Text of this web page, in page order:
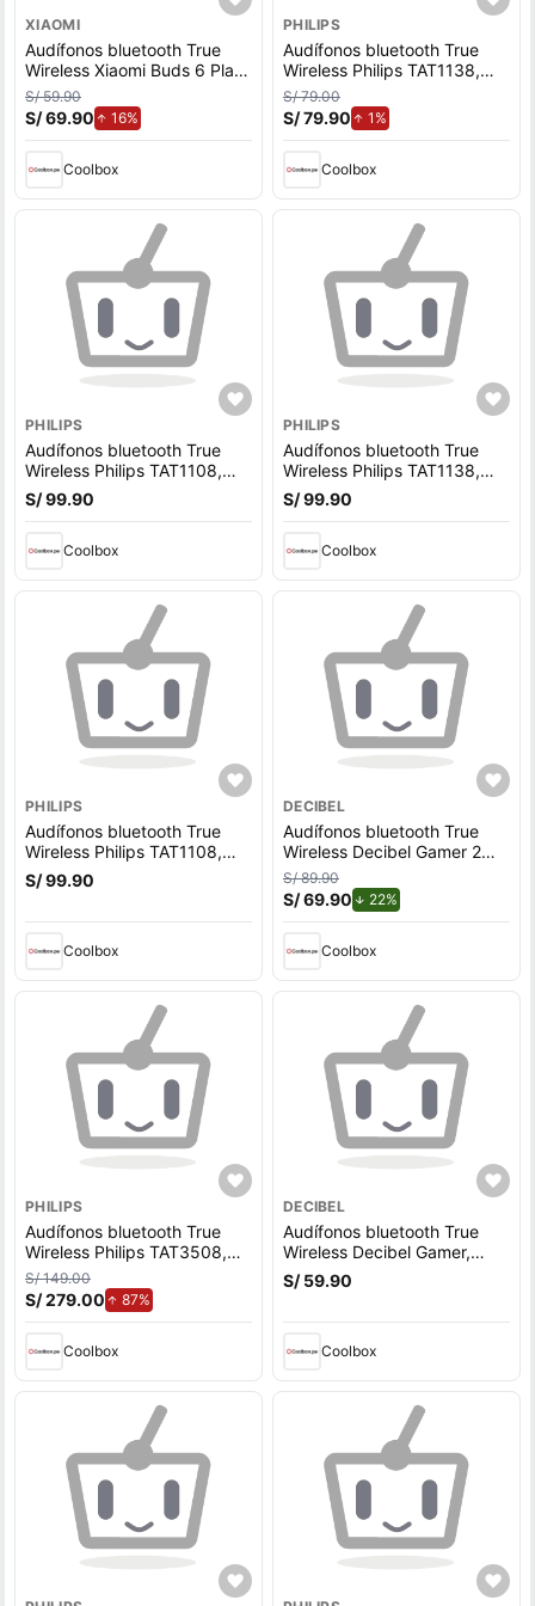
XIAOMI
Audífonos bluetooth True
Wireless Xiaomi Buds 6 Play,
resistencia al agua IPX4,
duración máx. 36 horas con
estuche de carga, negro
S/ 59.90
S/ 69.90 16%
Coolbox
PHILIPS
Audífonos bluetooth True
Wireless Philips TAT1138,
resistencia al agua IPX4,
duración máx. 15 horas con
estuche de carga, negro
S/ 79.00
S/ 79.90 1%de aumento.
Coolbox
PHILIPS
Audífonos bluetooth True
Wireless Philips TAT1108,
resistencia al agua IPX4,
duración máx. 15 horas con
S/ 99.90
Coolbox
PHILIPS
Audífonos bluetooth True
Wireless Philips TAT1138,
resistencia al agua IPX4,
duración máx. 15 horas con
S/ 99.90
Coolbox
PHILIPS
Audífonos bluetooth True
Wireless Philips TAT1108,
resistencia al agua IPX4,
duración máx. 15 horas con
S/ 99.90
Coolbox
DECIBEL
Audífonos bluetooth True
Wireless Decibel Gamer 2
cancelación activa de ruido,
resistencia IPX4, duración
máx. 36 horas con estuche
S/ 89.90
S/ 69.90 22%de descuento.
Coolbox
PHILIPS
Audífonos bluetooth True
Wireless Philips TAT3508,
cancelación de ruido,
resistencia al agua IPX4,
duración máx. 21 horas con
S/ 149.00
S/ 279.00 87%
Coolbox
DECIBEL
Audífonos bluetooth True
Wireless Decibel Gamer,
cancelación de ruido,
resistente al agua IPX4,
S/ 59.90
Coolbox